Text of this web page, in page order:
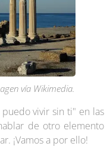
vía Wikimedia.
vivir sin ti" en las
de otro elemento
¡Vamos a por ello!